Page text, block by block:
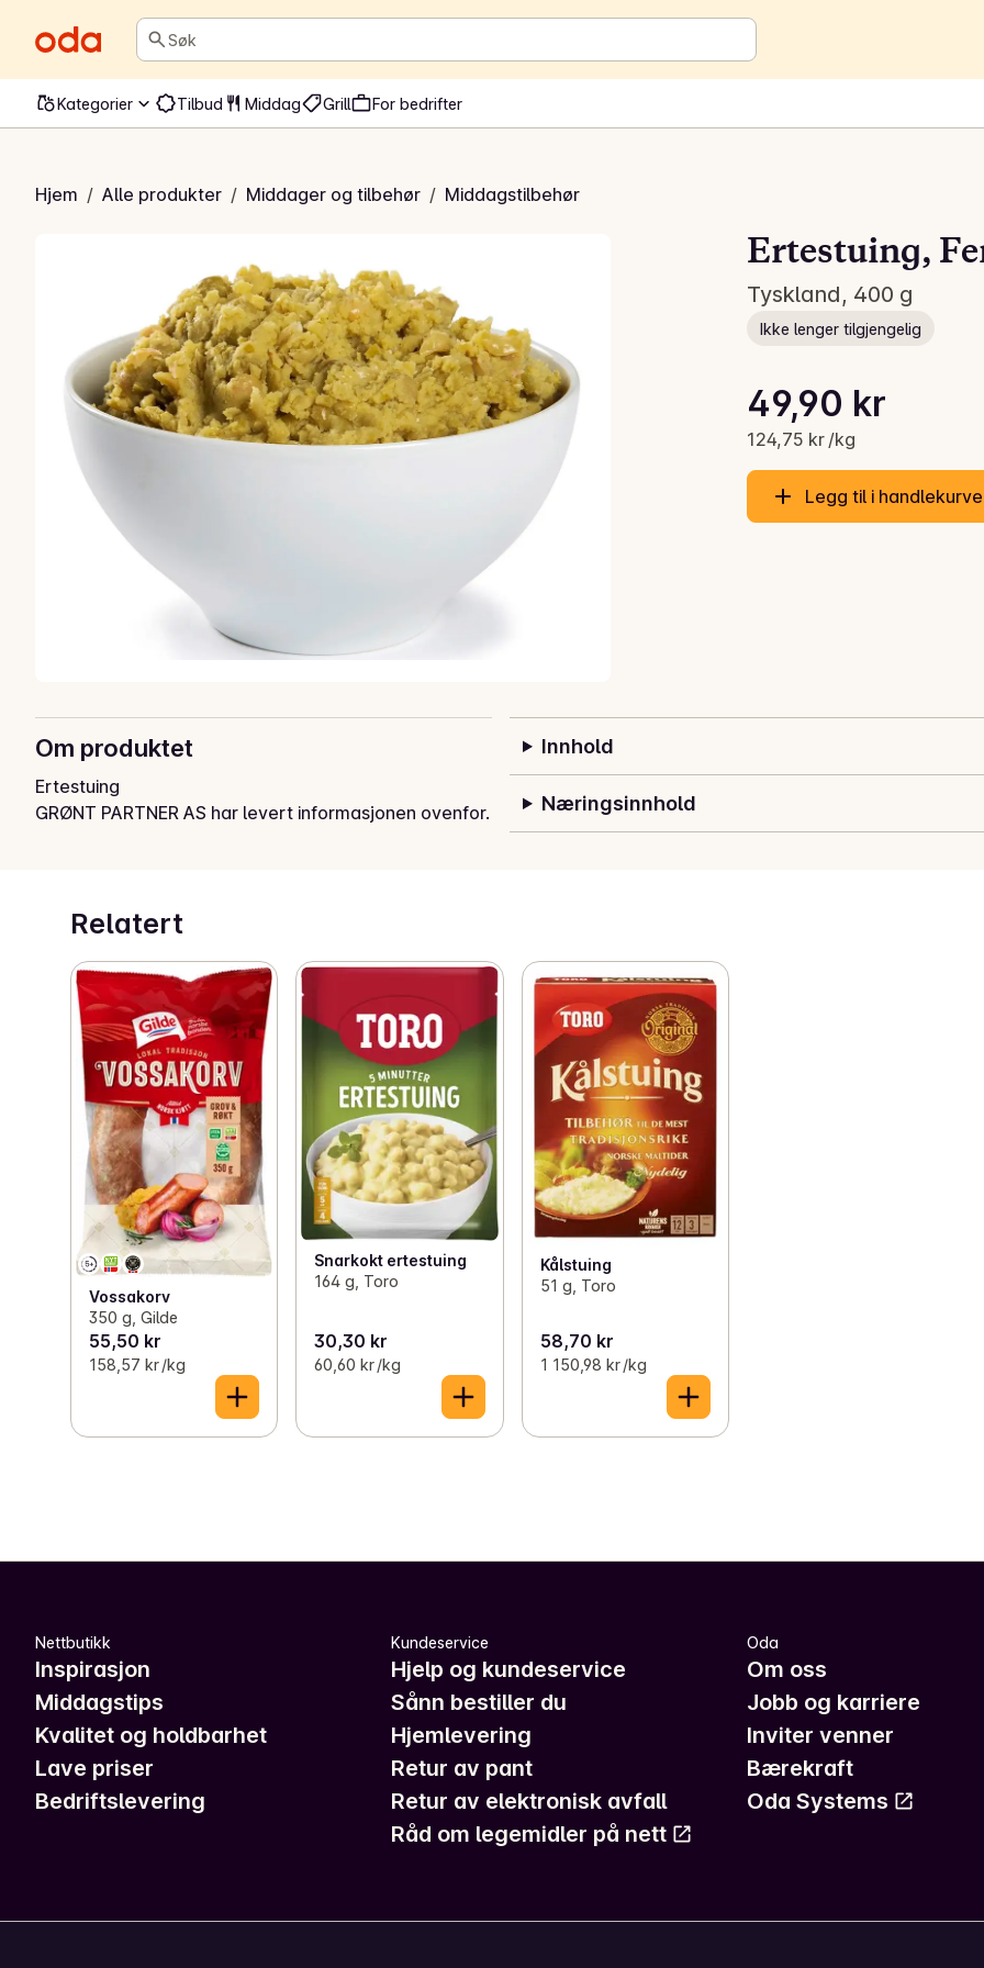
Søk
Kategorier Tilbud Middag Grill For bedrifter
Hjem / Alle produkter / Middager og tilbehør / Middagstilbehør
til oppvarming
Ertestuing,
Tyskland, 400 g
Ikke lenger tilgjengelig
Gjeldende pris er: 49,90 kr
49,90 kr
124,75 kr /kg
Stykkpris: 124,75 kr /kg
Legg til i
Om produktet
Ertestuing
GRØNT PARTNER AS har levert informasjonen ovenfor.
Innhold
Næringsinnhold
Relatert
Vossakorv
350 g, Gilde
55,50 kr
158,57 kr /kg
Snarkokt ertestuing
164 g, Toro
30,30 kr
60,60 kr /kg
Kålstuing
51 g, Toro
58,70 kr
1 150,98 kr /kg
Nettbutikk
Inspirasjon
Middagstips
Kvalitet og holdbarhet
Lave priser
Bedriftslevering
Kundeservice
Hjelp og kundeservice
Sånn bestiller du
Hjemlevering
Retur av pant
Retur av elektronisk avfall
Råd om legemidler på nett
Oda
Om oss
Jobb og karriere
Inviter venner
Bærekraft
Oda Systems